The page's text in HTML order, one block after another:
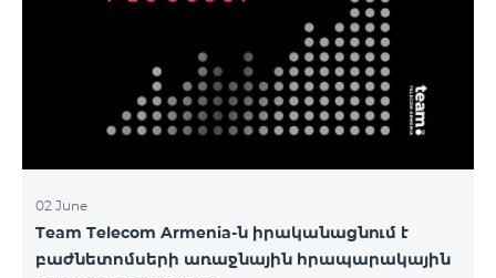
02 June
Team Telecom Armenia-ն իրականացնում է
բաժնետոմսերի առաջնային հրապարակային